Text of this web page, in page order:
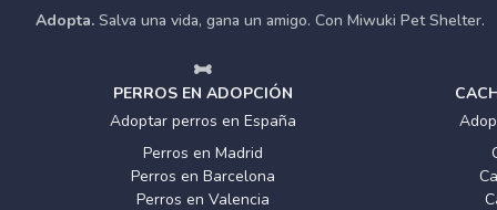
Adopta. Salva una vida, gana un amigo. Con Miwuki Pet Shelter.
PERROS EN ADOPCIÓN
Adoptar perros en España
Perros en Madrid
Perros en Barcelona
Perros en Valencia